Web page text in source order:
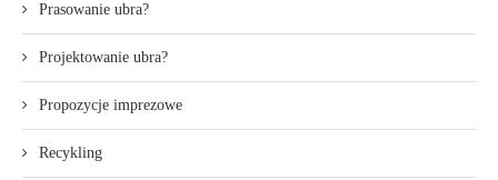
Prasowanie ubra?
Projektowanie ubra?
Propozycje imprezowe
Recykling